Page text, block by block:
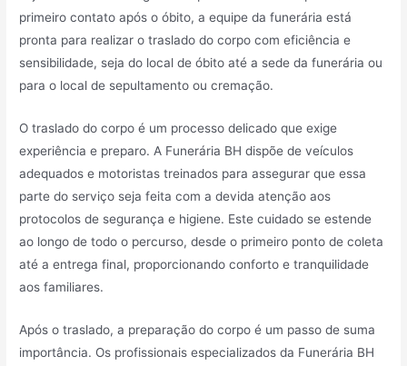
primeiro contato após o óbito, a equipe da funerária está
pronta para realizar o traslado do corpo com eficiência e
sensibilidade, seja do local de óbito até a sede da funerária ou
para o local de sepultamento ou cremação.
O traslado do corpo é um processo delicado que exige
experiência e preparo. A Funerária BH dispõe de veículos
adequados e motoristas treinados para assegurar que essa
parte do serviço seja feita com a devida atenção aos
protocolos de segurança e higiene. Este cuidado se estende
ao longo de todo o percurso, desde o primeiro ponto de coleta
até a entrega final, proporcionando conforto e tranquilidade
aos familiares.
Após o traslado, a preparação do corpo é um passo de suma
importância. Os profissionais especializados da Funerária BH